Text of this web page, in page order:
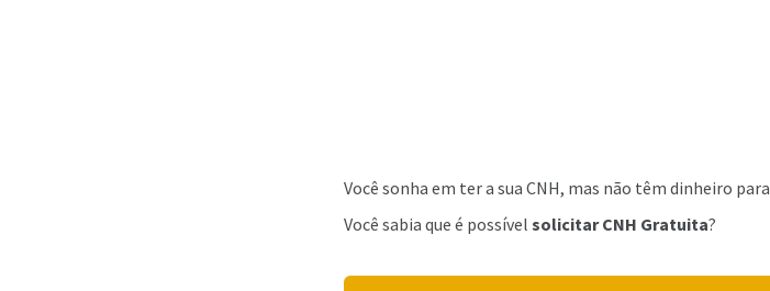
Você sonha em ter a sua CNH, mas não têm dinheiro para
Você sabia que é possível solicitar CNH Gratuita?